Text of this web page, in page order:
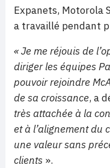
Expanets, Motorola
a travaillé pendant
« Je me réjouis de
diriger les équipes
pouvoir rejoindre
de sa croissance, a
très attachée à la
et à l’alignement du
une valeur sans
clients ».